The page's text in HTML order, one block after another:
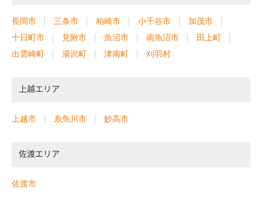
長岡市 三条市 柏崎市 小千谷市
加茂市
十日町市
見附市 魚沼市 南魚沼市
田上町
出雲崎町
湯沢町 津南町 刈羽村
上越エリア
上越市 糸魚川市 妙高市
佐渡エリア
佐渡市